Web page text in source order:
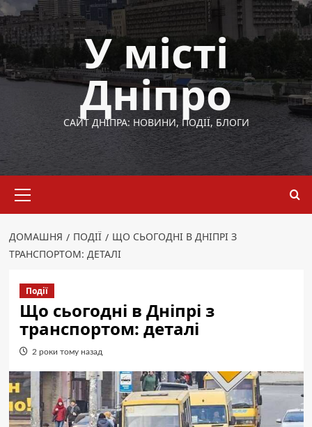
Перейти
до
вмісту
У місті
Дніпро
САЙТ ДНІПРА: НОВИНИ, ПОДІЇ, БЛОГИ
меню
ДОМАШНЯ ПОДІЇ
ЩО СЬОГОДНІ В ДНІПРІ З
ТРАНСПОРТОМ: ДЕТАЛІ
Події
Що сьогодні в Дніпрі з
транспортом: деталі
2 роки тому назад